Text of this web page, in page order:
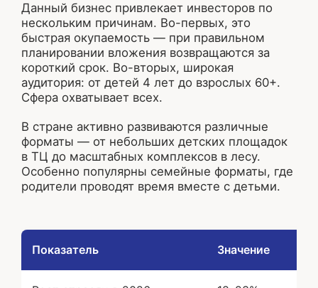
Данный бизнес привлекает инвесторов по
нескольким причинам. Во-первых, это
быстрая окупаемость — при правильном
планировании вложения возвращаются за
короткий срок. Во-вторых, широкая
аудитория: от детей 4 лет до взрослых 60+.
Сфера охватывает всех.
В стране активно развиваются различные
форматы — от небольших детских площадок
в ТЦ до масштабных комплексов в лесу.
Особенно популярны семейные форматы, где
родители проводят время вместе с детьми.
Показатель Значение